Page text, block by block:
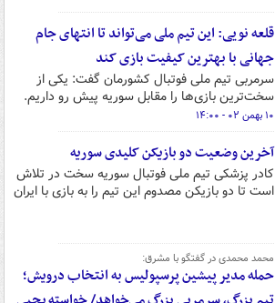
قلعه نویی: این تیم ملی می‌تواند تا انتهای جام
جهانی با بهترین کیفیت بازی کند
سرمربی تیم ملی فوتبال کشورمان گفت: یکی از
سخت‌ترین بازی‌ها را مقابل سوریه پیش رو داریم.
۱۰ بهمن ۰۲ - ۱۴:۰۰
آخرین وضعیت دو بازیکن کلیدی سوریه
کادر پزشکی تیم ملی فوتبال سوریه سخت در تلاش
است تا دو بازیکن مصدوم این تیم را به بازی با ایران
محمد محمدی در گفتگو با مشرق:
حمله مدیر پیشین پرسپولیس به انتخاب درویش؛